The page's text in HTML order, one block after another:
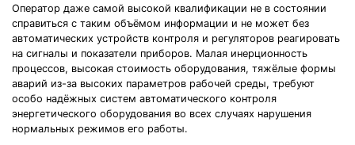
Оператор даже самой высокой квалификации не в состоянии
справиться с таким объёмом информации и не может без
автоматических устройств контроля и регуляторов реагировать
на сигналы и показатели приборов. Малая инерционность
процессов, высокая стоимость оборудования, тяжёлые формы
аварий из-за высоких параметров рабочей среды, требуют
особо надёжных систем автоматического контроля
энергетического оборудования во всех случаях нарушения
нормальных режимов его работы.